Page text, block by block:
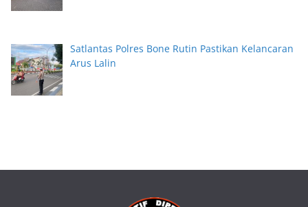
Satlantas Polres Bone Rutin Pastikan Kelancaran
Arus Lalin